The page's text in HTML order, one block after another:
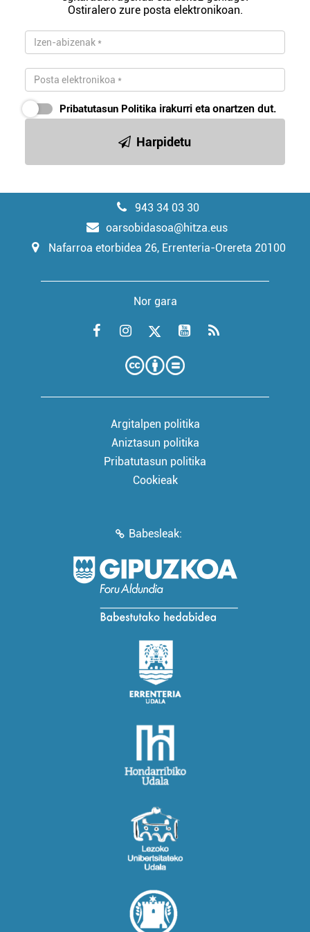
Ostiralero zure posta elektronikoan.
Pribatutasun Politika irakurri eta onartzen dut.
Harpidetu
943 34 03 30
oarsobidasoa@hitza.eus
Nafarroa etorbidea 26, Errenteria-Orereta 20100
Nor gara
Argitalpen politika
Aniztasun politika
Pribatutasun politika
Cookieak
Babesleak: